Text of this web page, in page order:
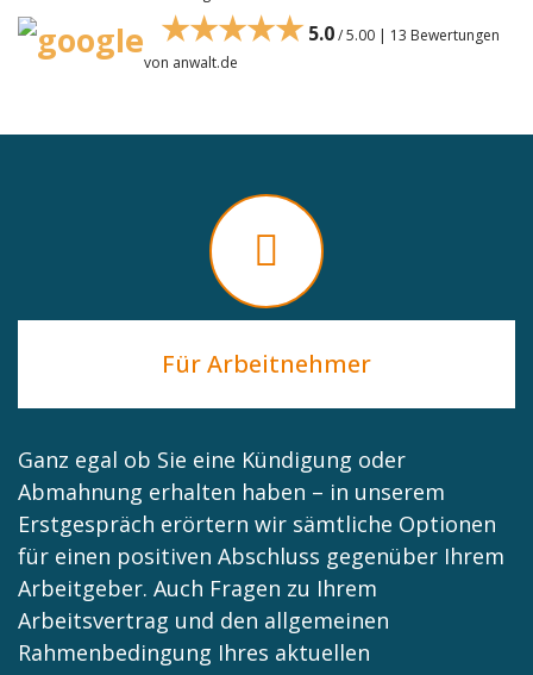
★★★★★ 5.0/ 5.00 | 13 Bewertungen
von anwalt.de
Für Arbeitnehmer
Ganz egal ob Sie eine Kündigung oder
Abmahnung erhalten haben – in unserem
Erstgespräch erörtern wir sämtliche Optionen
für einen positiven Abschluss gegenüber Ihrem
Arbeitgeber. Auch Fragen zu Ihrem
Arbeitsvertrag und den allgemeinen
Rahmenbedingung Ihres aktuellen